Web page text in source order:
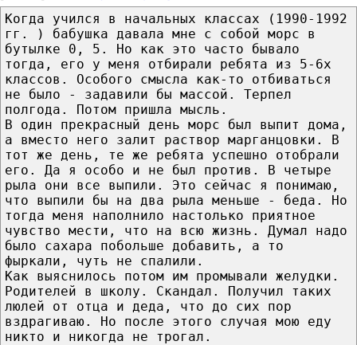
Когда учился в начальных классах (1990-1992
гг. ) бабушка давала мне с собой морс в
бутылке 0, 5. Но как это часто бывало
тогда, его у меня отбирали ребята из 5-6х
классов. Особого смысла как-то отбиваться
не было - задавили бы массой. Терпел
полгода. Потом пришла мысль.
В один прекрасный день морс был выпит дома,
а вместо него залит раствор марганцовки. В
тот же день, те же ребята успешно отобрали
его. Да я особо и не был против. В четыре
рыла они все выпили. Это сейчас я понимаю,
что выпили бы на два рыла меньше - беда. Но
тогда меня наполнило настолько приятное
чувство мести, что на всю жизнь. Думал надо
было сахара побольше добавить, а то
фыркали, чуть не спалили.
Как выяснилось потом им промывали желудки.
Родителей в школу. Скандал. Получил таких
люлей от отца и деда, что до сих пор
вздрагиваю. Но после этого случая мою еду
никто и никогда не трогал.